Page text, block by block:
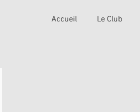
Accueil Le Club